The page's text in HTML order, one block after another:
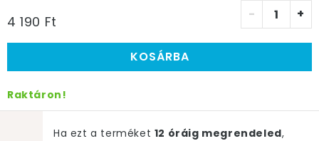
4 190 Ft - +
KOSÁRBA
Raktáron!
Ha ezt a terméket 12 óráig megrendeled,